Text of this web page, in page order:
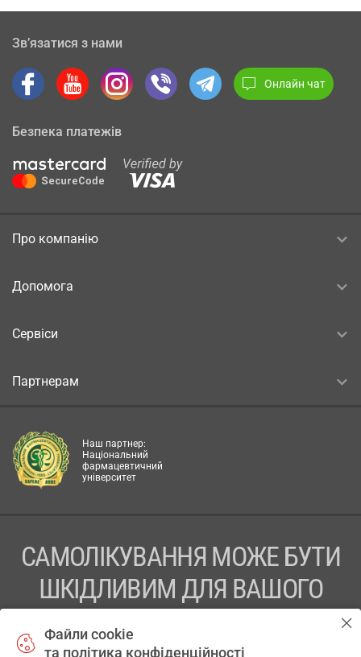
Зв’язатися з нами
Онлайн чат
Безпека платежів
Про компанію
Допомога
Сервіси
Партнерам
Наш партнер:
Національний
фармацевтичний
університет
САМОЛІКУВАННЯ МОЖЕ БУТИ
ШКІДЛИВИМ ДЛЯ ВАШОГО
Файли cookie
та політика конфіденційності